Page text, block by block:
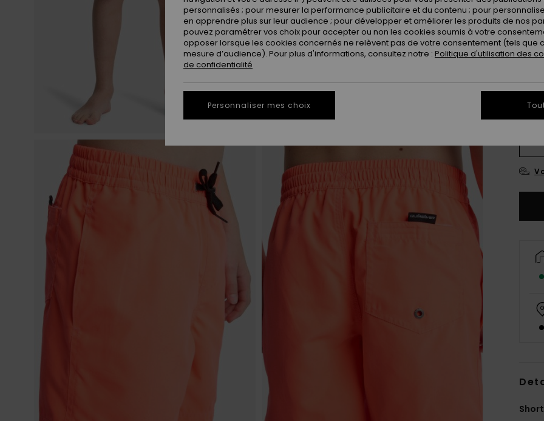
personnalisés ; pour mesurer la performance publicitaire et du contenu ; pour
en apprendre plus sur leur audience ; pour développer et améliorer les produits de nos
pouvez paramétrer vos choix pour accepter ou non les cookies soumis à votre
opposer lorsque les cookies concernés ne relèvent pas de votre consentement (tels que
mesure d’audience). Pour plus d'informations, consultez notre : Politique d'utilisation des
de confidentialité
Personnaliser mes choix